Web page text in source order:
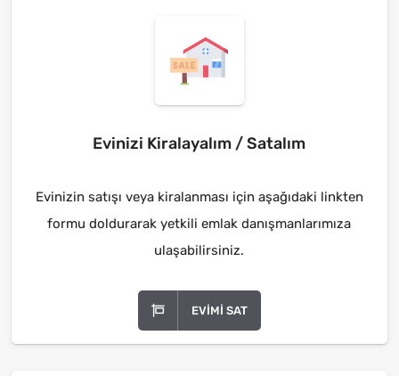
Evinizi Kiralayalım / Satalım
Evinizin satışı veya kiralanması için aşağıdaki linkten
formu doldurarak yetkili emlak danışmanlarımıza
ulaşabilirsiniz.
EVIMI SAT